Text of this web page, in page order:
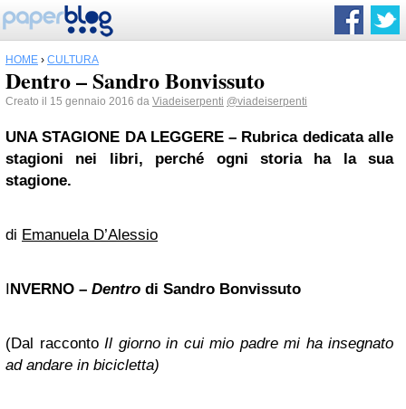
HOME › CULTURA
Dentro – Sandro Bonvissuto
Creato il 15 gennaio 2016 da Viadeiserpenti @viadeiserpenti
UNA STAGIONE DA LEGGERE– Rubrica dedicata alle
stagioni nei libri, perché ogni storia ha la sua
stagione.
di Emanuela D’Alessio
INVERNO – Dentro di Sandro Bonvissuto
(Dal racconto Il giorno in cui mio padre mi ha insegnato
ad andare in bicicletta)